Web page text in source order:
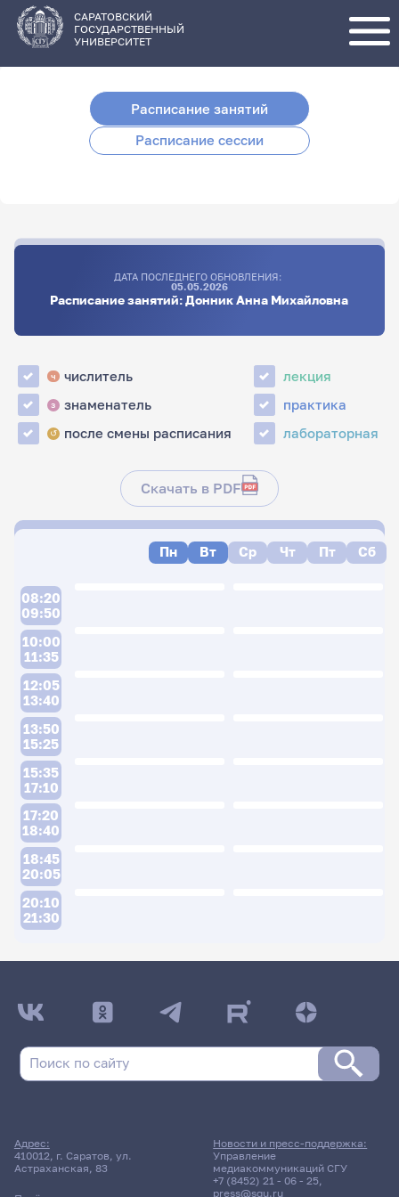
основному
содержанию
САРАТОВСКИЙ
ГОСУДАРСТВЕННЫЙ
УНИВЕРСИТЕТ
Расписание занятий
Расписание сессии
ДАТА ПОСЛЕДНЕГО ОБНОВЛЕНИЯ:
05.05.2026
Расписание занятий: Донник Анна Михайловна
ч числитель
з знаменатель
↺ после смены расписания
лекция
практика
лабораторная
Скачать в PDF
Пн Вт Ср Чт Пт Сб
08:20
09:50
10:00
11:35
12:05
13:40
13:50
15:25
15:35
17:10
17:20
18:40
18:45
20:05
20:10
21:30
ДАТА ПОСЛЕДНЕГО ОБНОВЛЕНИЯ:
05.05.2026
Менеджмент проектов в
области программирования и
Адрес:
410012, г. Саратов, ул.
Астраханская, 83
Новости и пресс-поддержка:
Управление
медиакоммуникаций СГУ
+7 (8452) 21 - 06 - 25,
press@sgu.ru